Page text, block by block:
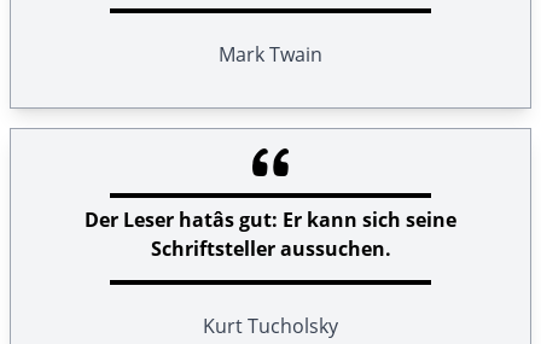
Mark Twain
Der Leser hatâs gut: Er kann sich seine
Schriftsteller aussuchen.
Kurt Tucholsky